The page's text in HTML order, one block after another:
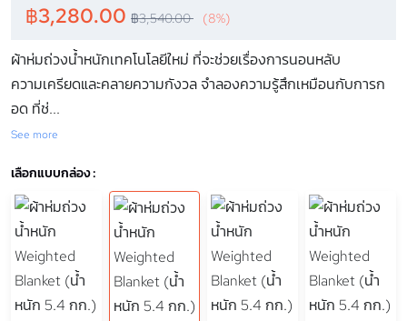
฿3,280.00 ฿3,540.00 (8%)
ผ้าห่มถ่วงน้ำหนักเทคโนโลยีใหม่ ที่จะช่วยเรื่องการนอนหลับ
ความเครียดและคลายความกังวล จำลองความรู้สึกเหมือนกับการก
อด ที่ช่...
See more
เลือกแบบกล่อง :